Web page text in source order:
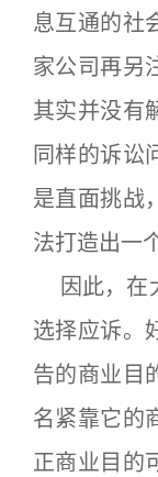
息互通的社
家公司再另
其实并没有
同样的诉讼
是直面挑战
法打造出一
因此，在
选择应诉。
告的商业目
名紧靠它的
正商业目的